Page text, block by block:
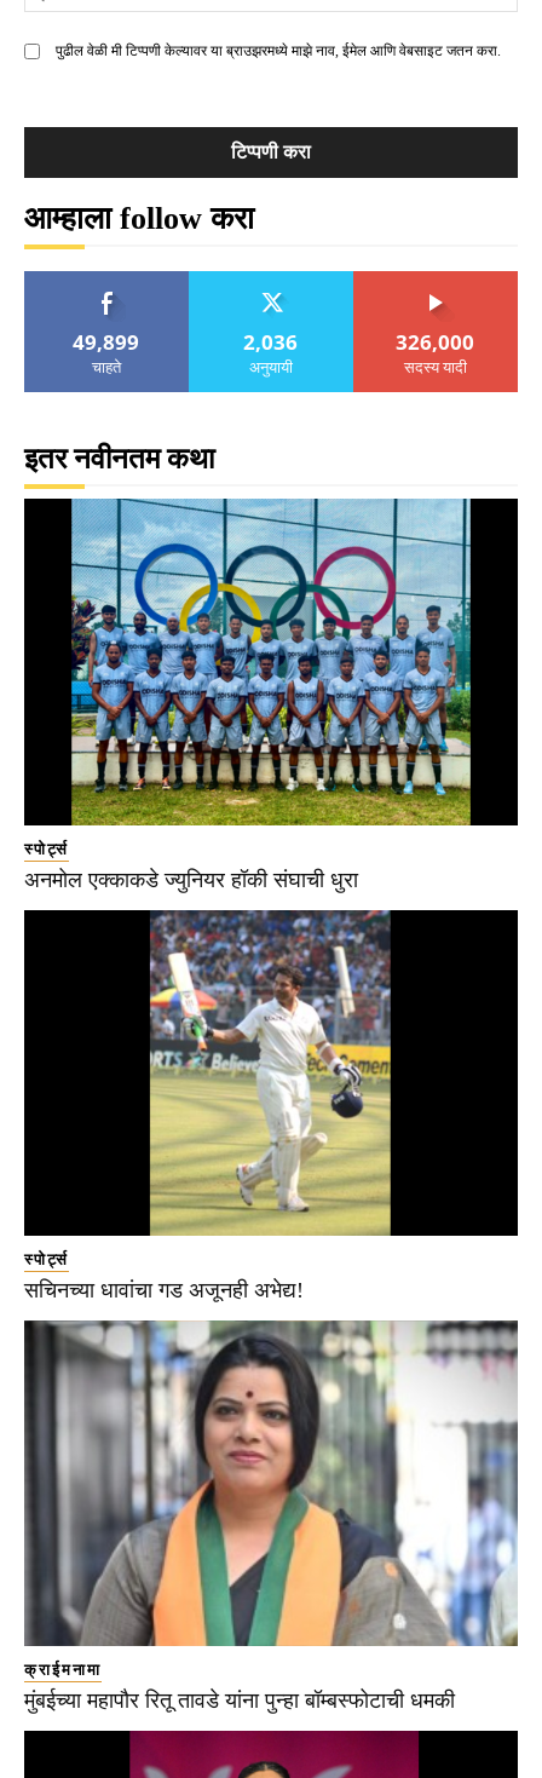
पुढील वेळी मी टिप्पणी केल्यावर या ब्राउझरमध्ये माझे नाव, ईमेल आणि वेबसाइट जतन करा.
आम्हाला follow करा
49,899
चाहते
2,036
अनुयायी
326,000
सदस्य यादी
इतर नवीनतम कथा
स्पोर्ट्स
अनमोल एक्काकडे ज्युनियर हॉकी संघाची धुरा
स्पोर्ट्स
सचिनच्या धावांचा गड अजूनही अभेद्य!
क्राईमनामा
मुंबईच्या महापौर रितू तावडे यांना पुन्हा बॉम्बस्फोटाची धमकी